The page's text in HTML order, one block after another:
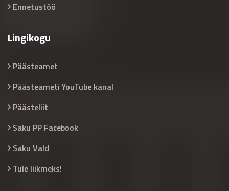
Ennetustöö
Lingikogu
Päästeamet
Päästeameti YouTube kanal
Päästeliit
Saku PP Facebook
Saku Vald
Tule liikmeks!